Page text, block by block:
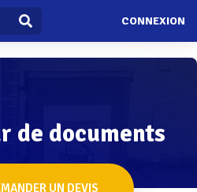
CONNEXION
de documents
UN DEVIS